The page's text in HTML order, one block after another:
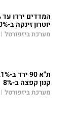
יוטרון זינקה ב-20%
מערכת ביזפורטל |
קנון קפצה ב-8%
מערכת ביזפורטל |